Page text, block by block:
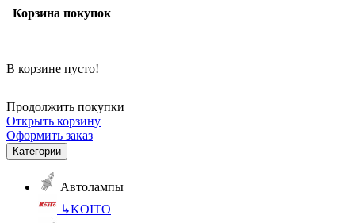
Корзина покупок
В корзине пусто!
Продолжить покупки
Открыть корзину
Оформить заказ
Категории
Автолампы
↳KOITO